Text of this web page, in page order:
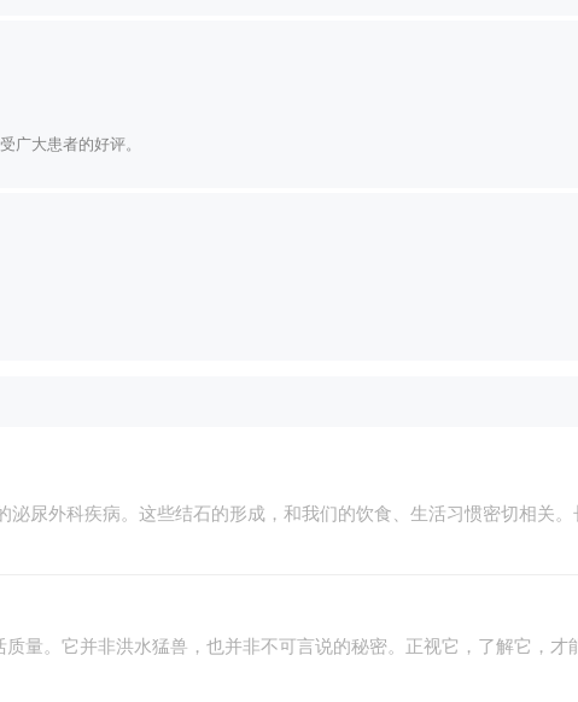
广大患者的好评。
尿外科疾病。这些结石的形成，和我们的饮食、生活习惯密切相关
量。它并非洪水猛兽，也并非不可言说的秘密。正视它，了解它，才